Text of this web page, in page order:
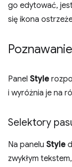
go edytować,
się ikona
Panel Style
i wyróżnia je na
Selektory
Na panelu Style
zwykłym